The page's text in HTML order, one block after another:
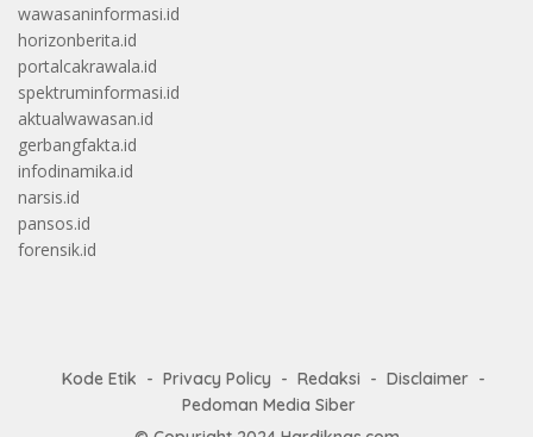
wawasaninformasi.id
horizonberita.id
portalcakrawala.id
spektruminformasi.id
aktualwawasan.id
gerbangfakta.id
infodinamika.id
narsis.id
pansos.id
forensik.id
Kode Etik Privacy Policy Redaksi
Disclaimer
Pedoman Media Siber